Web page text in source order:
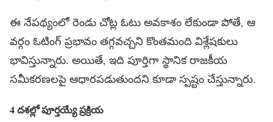
ఈ నేపథ్యంలో రెండు చోట్ల ఓటు అవకాశం లేకుండా పోతే, ఆ
వర్గం ఓటింగ్ ప్రభావం తగ్గవచ్చని కొంతమంది విశ్లేషకులు
భావిస్తున్నారు. అయితే, ఇది పూర్తిగా స్థానిక రాజకీయ
సమీకరణలపై ఆధారపడుతుందని కూడా స్పష్టం చేస్తున్నారు.
4దశల్లోపూర్తయ్యేప్రక్రియ